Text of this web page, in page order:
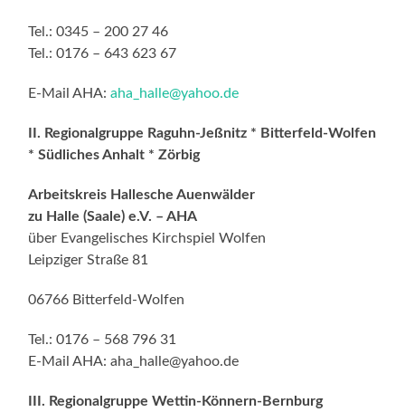
Tel.: 0345 – 200 27 46
Tel.: 0176 – 643 623 67
E-Mail AHA:aha_halle@yahoo.de
II. Regionalgruppe Raguhn-Jeßnitz * Bitterfeld-Wolfen
* Südliches Anhalt * Zörbig
Arbeitskreis Hallesche Auenwälder
zu Halle (Saale) e.V. – AHA
über Evangelisches Kirchspiel Wolfen
Leipziger Straße 81
06766 Bitterfeld-Wolfen
Tel.: 0176 – 568 796 31
E-Mail AHA: aha_halle@yahoo.de
III. Regionalgruppe Wettin-Könnern-Bernburg